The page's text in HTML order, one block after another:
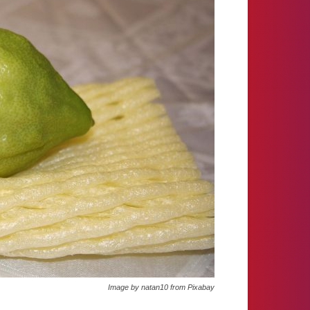
Image by natan10 from Pixabay